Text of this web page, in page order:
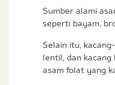
Sumber alami
seperti bayam,
Selain itu,
lentil, dan kacang
asam folat yang